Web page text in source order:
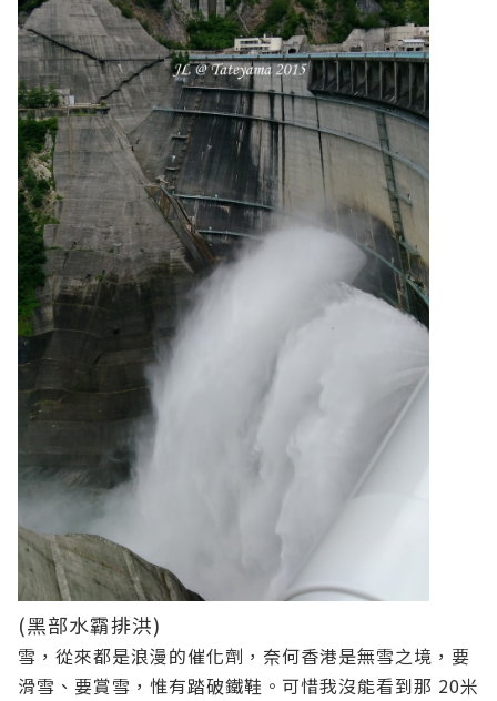
(黑部水霸排洪)
雪，從來都是浪漫的催化劑，奈何香港是無雪之境，要
滑雪、要賞雪，惟有踏破鐵鞋。可惜我沒能看到那 20米